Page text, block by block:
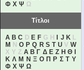
Φ Χ Ψ Ω
Τίτλοι
A B C D E FG H J KL
M NO P Q R S T UVW
X Y ZΑ Β Γ Δ Ε Ζ Η Θ
Κ Λ Μ Ν Ξ Ο Π Ρ Σ Τ Υ
Φ Χ Ψ Ω